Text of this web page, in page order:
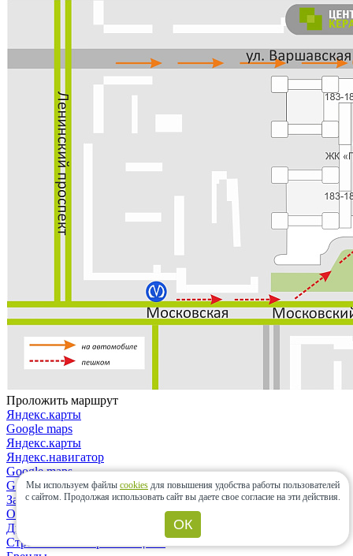
Проложить маршрут
Яндекс.карты
Google maps
Яндекс.карты
Яндекс.навигатор
Google maps
Google maps
Закрыть
О компании
Дизайнерам и архитекторам
Строительным организациям
Мы используем файлы cookies для повышения удобства работы пользователей
с сайтом. Продолжая использовать сайт вы даете свое согласие на эти действия.
ОК